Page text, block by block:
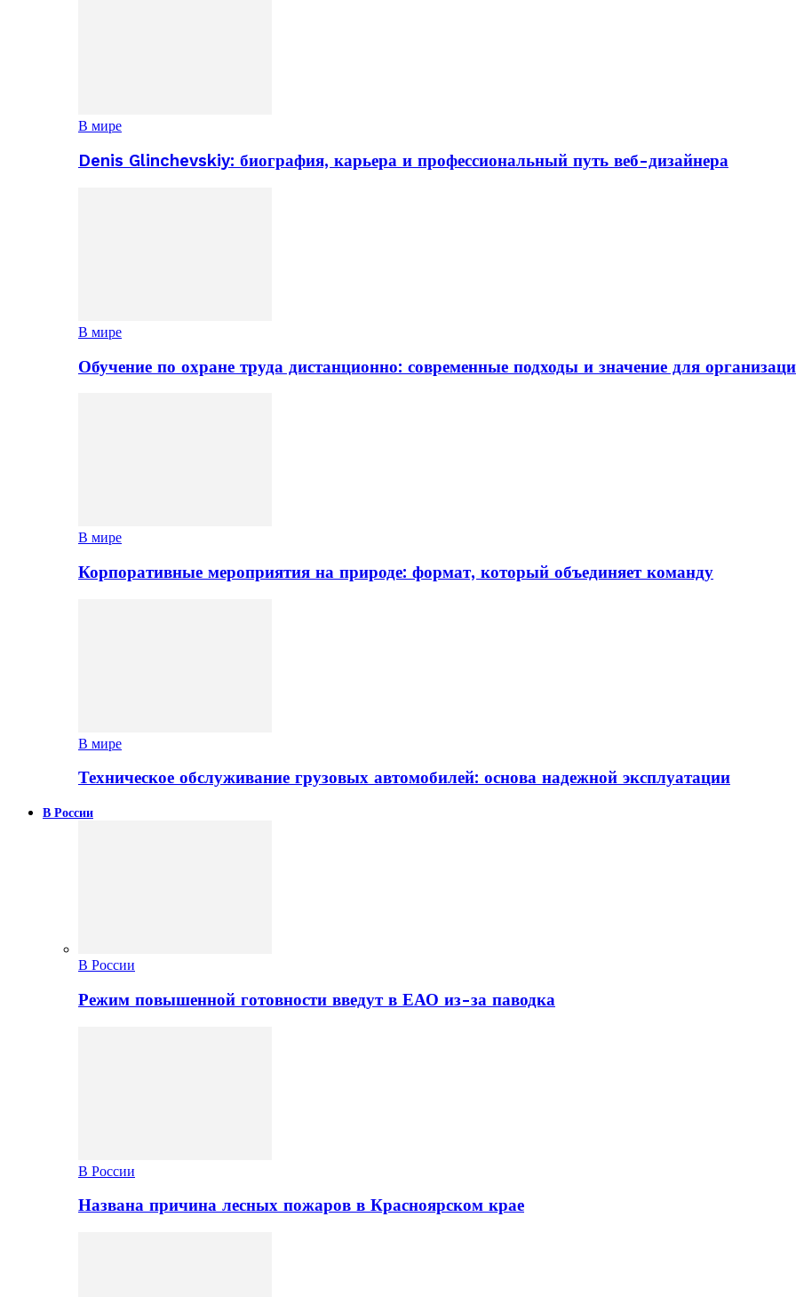
В мире
Denis Glinchevskiy: биография, карьера и профессиональный путь веб-дизайнера
В мире
Обучение по охране труда дистанционно: современные подходы и значение для
В мире
Корпоративные мероприятия на природе: формат, который объединяет команду
В мире
Техническое обслуживание грузовых автомобилей: основа надежной эксплуатации
В России
В России
Режим повышенной готовности введут в ЕАО из-за паводка
В России
Названа причина лесных пожаров в Красноярском крае